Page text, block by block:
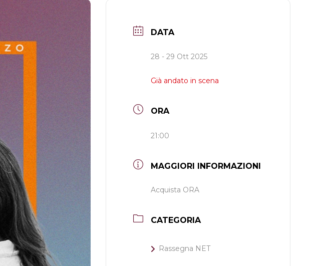
DATA
28 - 29 Ott 2025
Già andato in scena
ORA
21:00
MAGGIORI INFORMAZIONI
Acquista ORA
CATEGORIA
Rassegna NET